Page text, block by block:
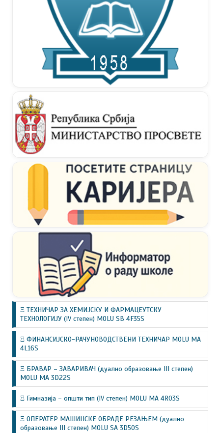
Ξ ТЕХНИЧАР ЗА ХЕМИЈСКУ И ФАРМАЦЕУТСКУ
ТЕХНОЛОГИЈУ (IV степен) MOLU SB 4F35S
Ξ ФИНАНСИЈСКО-РАЧУНОВОДСТВЕНИ ТЕХНИЧАР MOLU MA
4L16S
Ξ БРАВАР – ЗАВАРИВАЧ (дуално образовање III степен)
MOLU MA 3D22S
Ξ Гимназија – општи тип (IV степен) MOLU MA 4R03S
Ξ ОПЕРАТЕР МАШИНСКЕ ОБРАДЕ РЕЗАЊЕМ (дуално
образовање III степен) MOLU SA 3D50S